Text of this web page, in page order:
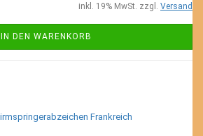
inkl. 19% MwSt. zzgl. Versand
IN DEN WARENKORB